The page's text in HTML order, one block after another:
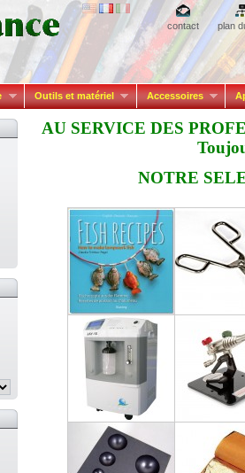
contact plan
Outils et matériel Accessoires
AU SERVICE DES
NOTRE
24,00 €
Fish Recipes par
Claudia...
131,00 €
Ciseau
1 549,00 € 339,00 €